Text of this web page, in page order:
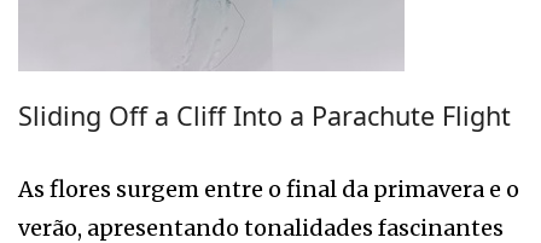
Sliding Off a Cliff Into a Parachute Flight
As flores surgem entre o final da primavera e o
verão, apresentando tonalidades fascinantes